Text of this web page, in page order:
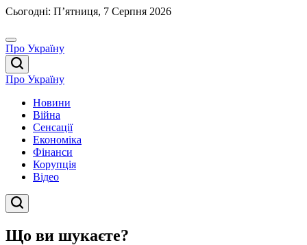
Перейти
вмісту
Сьогодні: П’ятниця, 7 Серпня 2026
Про Україну
Про Україну
Новини
Війна
Сенсації
Економіка
Фінанси
Корупція
Відео
Що ви шукаєте?